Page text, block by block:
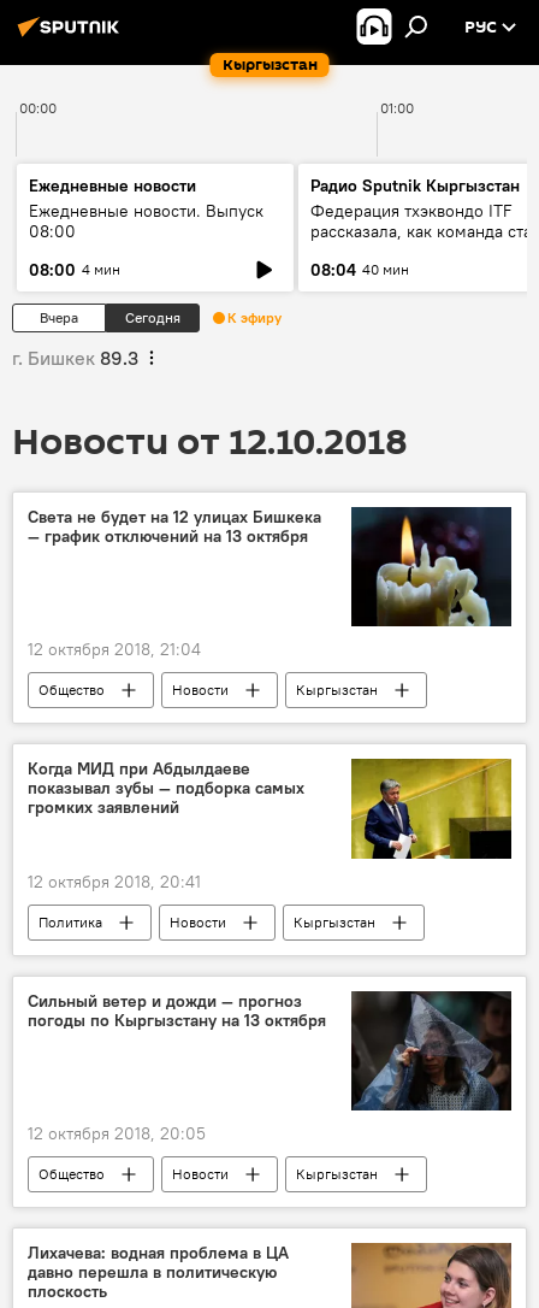
Кыргызстан
РУС
00:00 01:00
Ежедневные новости
Ежедневные новости. Выпуск
08:00
08:00 4 мин
Радио Sputnik Кыргызстан
Федерация тхэквондо ITF
рассказала, как команда
08:04 40 мин
Вчера Сегодня К эфиру
г. Бишкек 89.3
Новости от 12.10.2018
Света не будет на 12 улицах Бишкека
— график отключений на 13 октября
12 октября 2018, 21:04
Общество Новости
Кыргызстан
Бишкек
ОАО "Северэлектро"
отключение
свет
Когда МИД при Абдылдаеве
показывал зубы — подборка самых
громких заявлений
12 октября 2018, 20:41
Политика Новости
Кыргызстан
Казахстан
США
Эрлан Абдылдаев
заявление
Министерство иностранных дел КР
Сильный ветер и дожди — прогноз
погоды по Кыргызстану на 13 октября
12 октября 2018, 20:05
Общество Новости
Кыргызстан
прогноз погоды
погода в Кыргызстане
Лихачева: водная проблема в ЦА
давно перешла в политическую
плоскость